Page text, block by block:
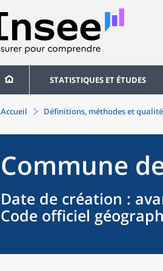
STATISTIQUES ET ÉTUDES
Accueil Définitions, méthodes et qualité
Commune
Date de création :
Code officiel